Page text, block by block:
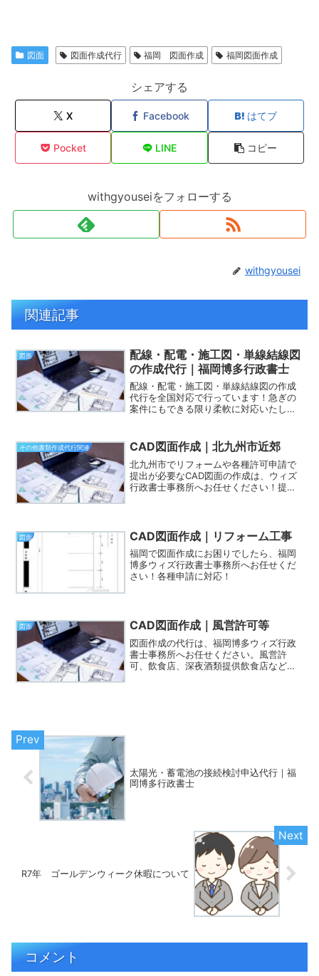
図面 図面作成代行 福岡 図面作成 福岡図面作成
シェアする
X Facebook はてブ
Pocket LINE コピー
withgyouseiをフォローする
withgyousei
関連記事
図面
配線・配電・施工図・単線結線図
の作成代行｜福岡博多行政書士
配線・配電・施工図・単線結線図の作成
代行を全国対応で行っています！急ぎの
案件にもできる限り柔軟に対応いたしま
所へお任せください！
その他書類作成代行関連 CAD図面作成｜北九州市近郊
北九州市でリフォームや各種許可申請で
提出が必要なCAD図面の作成は、ウィズ
行政書士事務所へお任せください！提携
図面 CAD図面作成｜リフォーム工事
福岡で図面作成にお困りでしたら、福岡
博多ウィズ行政書士事務所へお任せくだ
さい！各種申請に対応！
図面 CAD図面作成｜風営許可等
図面作成の代行は、福岡博多ウィズ行政
書士事務所へお任せください。風営許
可、飲食店、深夜酒類提供飲食店など、
太陽光・蓄電池の接続検討申込代行｜福
岡博多行政書士
R7年 ゴールデンウィーク休暇について
コメント